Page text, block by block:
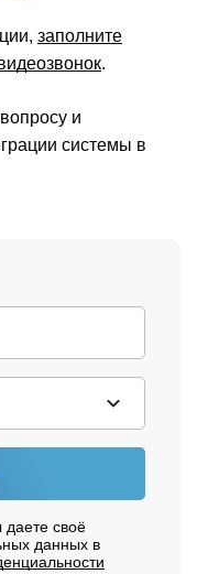
заполните
.
и
системы в
своё
данных в